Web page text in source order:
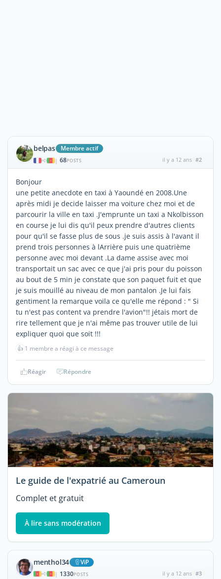
belpas Membre actif
| 68POSTS il y a 12 ans #2
Bonjour
une petite anecdote en taxi à Yaoundé en 2008.Une
après midi je decide laisser ma voiture chez moi et de
parcourir la ville en taxi .J'emprunte un taxi a Nkolbisson
en course je lui dis qu'il peux prendre d'autres clients
pour qu'il se fasse plus de sous .je suis assis à l'avant il
prend trois personnes à lArrière puis une quatrième
personne avec moi devant .La dame assise avec moi
transportait un sac avec ce que j'ai pris pour du poisson
au bout de 5 min je constate que son paquet fuit et que
je suis mouillé au niveau de mon pantalon .Je lui fais
gentiment la remarque voila ce qu'elle me répond : " Si
tu n'est pas content va prendre l'avion"!! jétais mort de
rire tellement que je n'ai même pas trouver utile de lui
expliquer quoi que soit !!!
👍 1 membre a réagi à ce message
Réagir Répondre
Le guide de l'expatrié au Cameroun
Complet et gratuit
À lire sans modération
menthol34 ViP
| 1330POSTS il y a 12 ans #3